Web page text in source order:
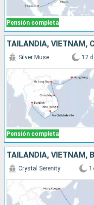
Pensión completa
TAILANDIA, VIETNAM,
Pensión completa
Silver Muse 12 d
Crystal Serenity